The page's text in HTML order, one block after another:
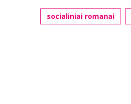
socialiniai romanai